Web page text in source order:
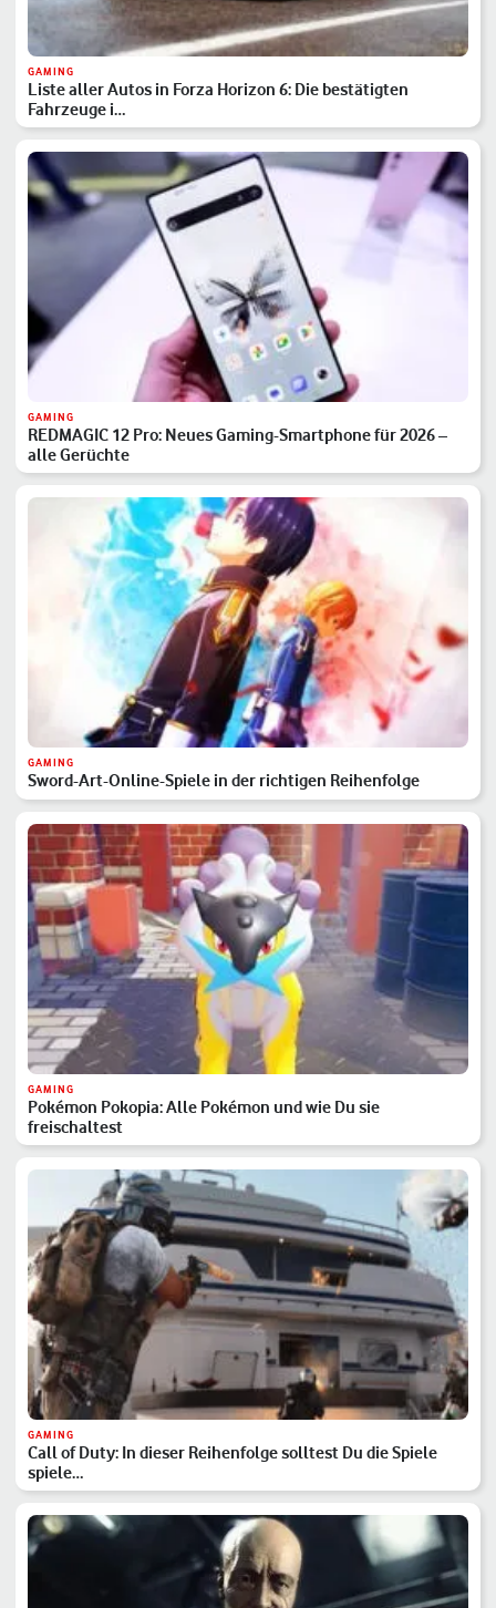
GAMING
Liste aller Autos in Forza Horizon 6: Die bestätigten
Fahrzeuge i…
GAMING
REDMAGIC 12 Pro: Neues Gaming-Smartphone für 2026 –
alle Gerüchte
GAMING
Sword-Art-Online-Spiele in der richtigen Reihenfolge
GAMING
Pokémon Pokopia: Alle Pokémon und wie Du sie
freischaltest
GAMING
Call of Duty: In dieser Reihenfolge solltest Du die Spiele
spiele…